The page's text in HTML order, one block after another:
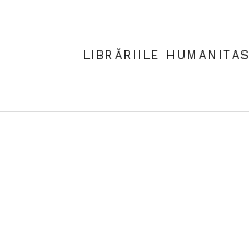
LIBRĂRIILE HUMANITAS